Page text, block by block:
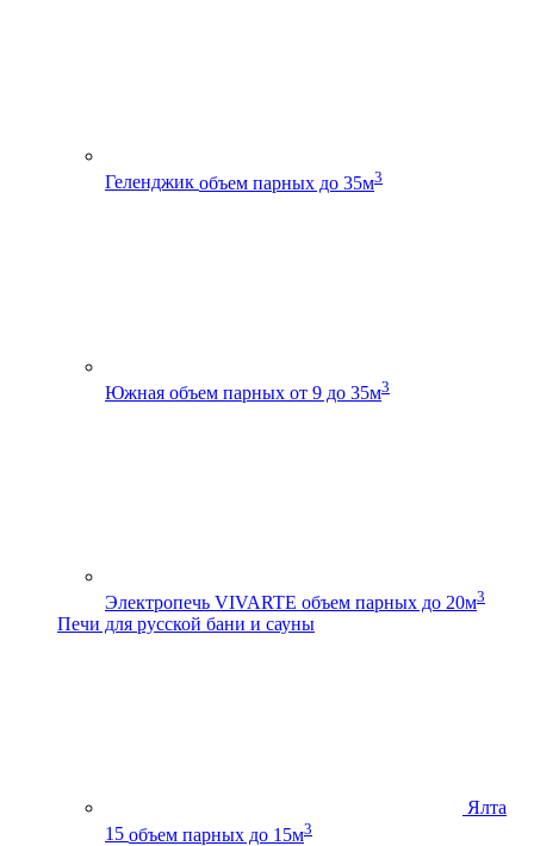
Геленджик объем парных до 35м3
Южная объем парных от 9 до 35м3
Электропечь VIVARTE объем парных до 20м3
Печи для русской бани и сауны
Ялта
15 объем парных до 15м3